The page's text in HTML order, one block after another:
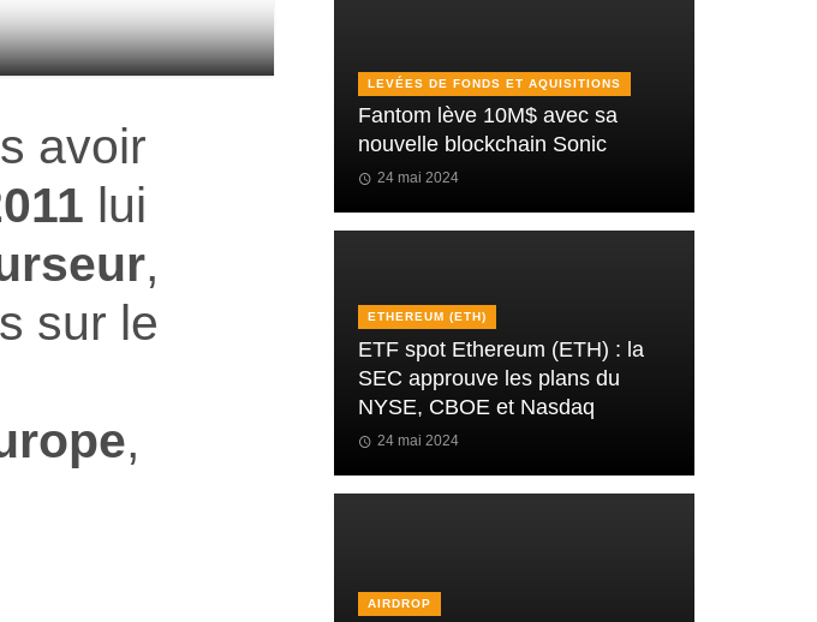
avoir
lui
,
sur le
,
LEVÉES DE FONDS ET AQUISITIONS
Fantom lève 10M$ avec sa
nouvelle blockchain Sonic
24 mai 2024
ETHEREUM (ETH)
ETF spot Ethereum (ETH) : la
SEC approuve les plans du
NYSE, CBOE et Nasdaq
24 mai 2024
AIRDROP